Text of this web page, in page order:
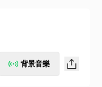
背景音樂